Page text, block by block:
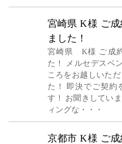
宮崎県 K様 ご
ました！
宮崎県 K様 ご成
た！ メルセデスベ
ころをお越しいた
た！ 即決でご契約
す！ お聞きしてい
ィングな・・・
京都市 K様 ご